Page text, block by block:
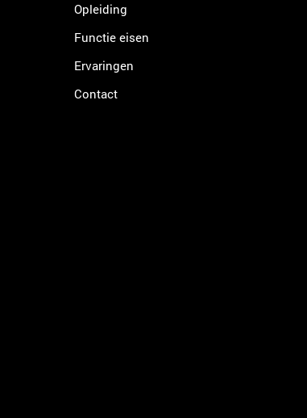
Opleiding
Functie eisen
Ervaringen
Contact